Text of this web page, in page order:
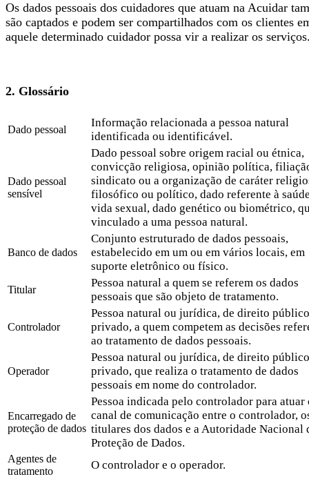
Os dados pessoais dos cuidadores que atuam na Acuidar
são captados e podem ser compartilhados com os clientes
aquele determinado cuidador possa vir a realizar os
2. Glossário
Dado pessoal
Informação relacionada a pessoa natural
identificada ou identificável.
Dado pessoal
sensível
Dado pessoal sobre origem racial ou étnica,
convicção religiosa, opinião política,
sindicato ou a organização de caráter
filosófico ou político, dado referente à
vida sexual, dado genético ou biométrico,
vinculado a uma pessoa natural.
Banco de dados
Conjunto estruturado de dados pessoais,
estabelecido em um ou em vários locais, em
suporte eletrônico ou físico.
Titular
Pessoa natural a quem se referem os dados
pessoais que são objeto de tratamento.
Controlador
Pessoa natural ou jurídica, de direito
privado, a quem competem as decisões
ao tratamento de dados pessoais.
Operador
Pessoa natural ou jurídica, de direito
privado, que realiza o tratamento de dados
pessoais em nome do controlador.
Encarregado de
proteção de dados
Pessoa indicada pelo controlador para atuar
canal de comunicação entre o controlador,
titulares dos dados e a Autoridade Nacional
Proteção de Dados.
Agentes de
tratamento
O controlador e o operador.